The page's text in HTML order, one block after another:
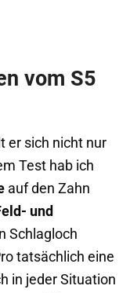
vom S5
er sich nicht nur
Test hab ich
auf den Zahn
und
Schlagloch
tatsächlich eine
in jeder Situation